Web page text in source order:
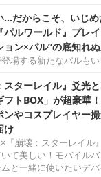
…だからこそ、いじめ
パルワールド』プレ
ョン×パル”の底知れ
場する新たなパルもい
スターレイル』爻光
フトBOX」が超豪華
ンやコスプレイヤー
け
『崩壊：スターレイル
て美しい！モバイル
と一緒に使いたいデ